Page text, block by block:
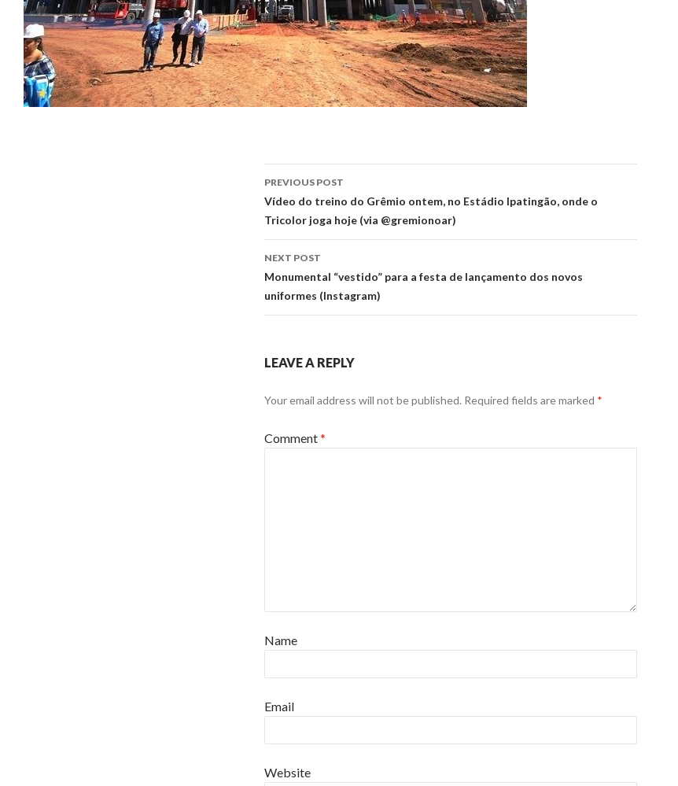
Post
navigation
PREVIOUS POST
Vídeo do treino do Grêmio ontem, no Estádio Ipatingão, onde o
Tricolor joga hoje (via @gremionoar)
NEXT POST
Monumental “vestido” para a festa de lançamento dos novos
uniformes (Instagram)
LEAVE A REPLY
Your email address will not be published. Required fields are marked *
Comment*
Name
Email
Website